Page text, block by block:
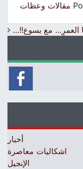
مقالات وعظات
العمرِ… مع يسوع!!…
أخبار
اشكاليات معاصرة
الإنجيل